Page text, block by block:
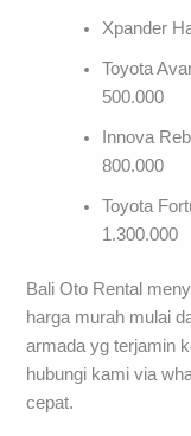
Xpander
Toyota
500.000
Innova
800.000
Toyota
1.300.000
Bali Oto Rental
harga murah mulai
armada yg terjamin
hubungi kami via
cepat.